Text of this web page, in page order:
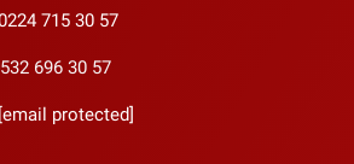
715 30 57
696 30 57
[email protected]